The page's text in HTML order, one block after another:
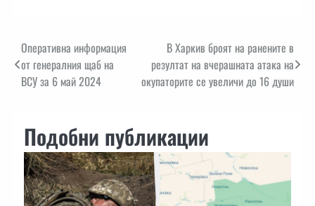
Навигация
Оперативна информация
от генералния щаб на
ВСУ за 6 май 2024
В Харкив броят на ранените в
резултат на вчерашната атака на
окупаторите се увеличи до 16 души
Подобни публикации